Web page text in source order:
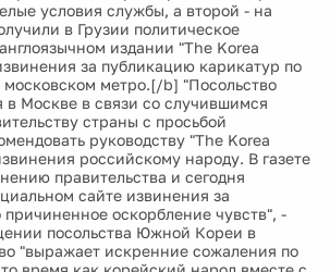
условия службы, а второй - на
в Грузии политическое
издании "The Korea
за публикацию карикатур по
московском метро.[/b] "Посольство
в Москве в связи со случившимся
страны с просьбой
руководству "The Korea
российскому народу. В газете
правительства и сегодня
сайте извинения за
оскорбление чувств", -
посольства Южной Кореи в
"выражает искренние сожаления по